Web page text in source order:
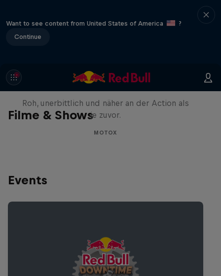
Want to see content from United States of America
?
Continue
Filme & Shows
Masters of Dirt – Freestyle
Showdown Tour 2025
Roh, unerbittlich und näher an der Action als
je zuvor.
MOTOX
Events